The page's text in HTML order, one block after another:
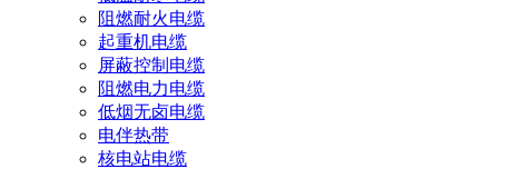
阻燃耐火电缆
起重机电缆
屏蔽控制电缆
阻燃电力电缆
低烟无卤电缆
电伴热带
核电站电缆